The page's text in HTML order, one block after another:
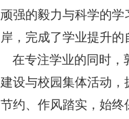
顽强的毅力与科学的
岸，完成了学业提升的
在专注学业的同时，
建设与校园集体活动
节约、作风踏实，始